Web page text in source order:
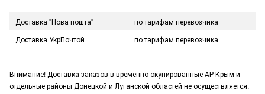
Доставка "Нова пошта"
по тарифам перевозчика
Доставка УкрПочтой
по тарифам перевозчика
Внимание! Доставка заказов в временно окупированные АР Крым и
отдельные районы Донецкой и Луганской областей не осуществляется.